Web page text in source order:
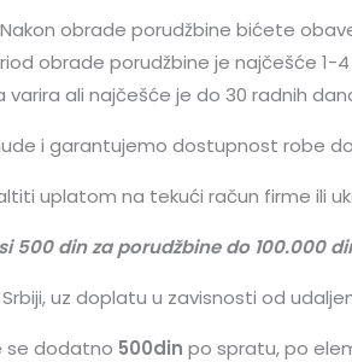
obrade porudžbine bićete
obrade porudžbine je najčešće 1-
ali najčešće je do 30 radnih
i garantujemo dostupnost robe
uplatom na tekući račun firme ili
din za porudžbine do 100.000
uz doplatu u zavisnosti od
se dodatno 500din po spratu, po